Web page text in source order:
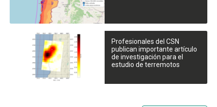
Profesionales del CSN
publican importante artículo
de investigación para el
estudio de terremotos